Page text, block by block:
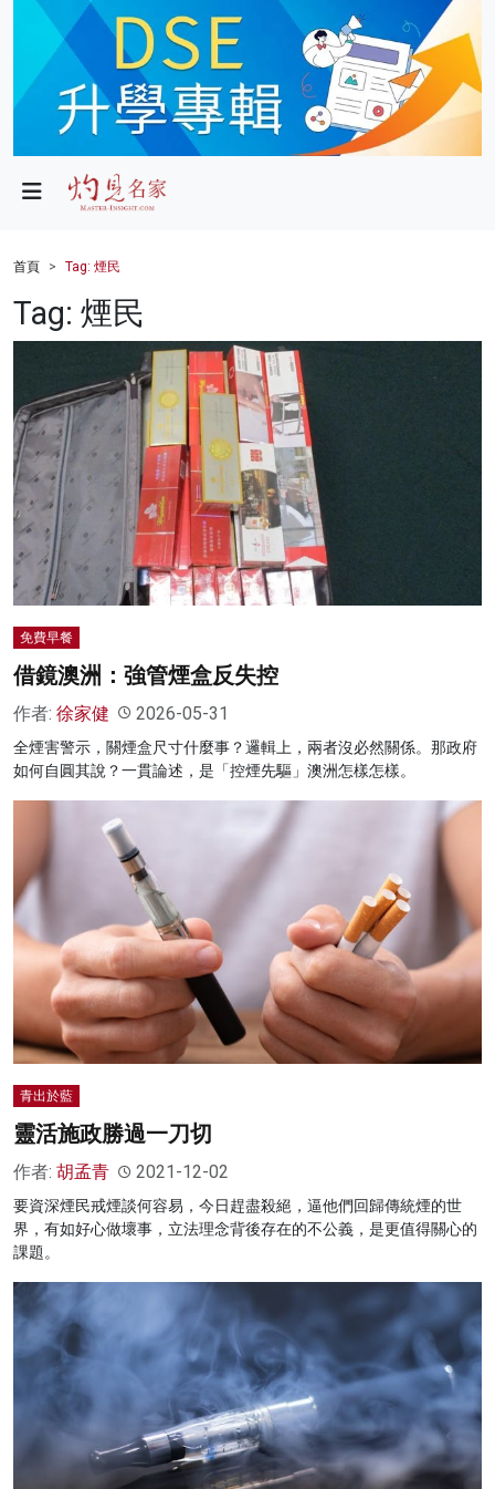
政局
財經
健康
商業
科技
影片
名家榜
灼見活動
首頁 Tag: 煙民
Tag: 煙民
免費早餐
借鏡澳洲：強管煙盒反失控
作者: 徐家健 2026-05-31
全煙害警示，關煙盒尺寸什麼事？邏輯上，兩者沒必然關係。那政府
如何自圓其說？一貫論述，是「控煙先驅」澳洲怎樣怎樣。
青出於藍
靈活施政勝過一刀切
作者: 胡孟青 2021-12-02
要資深煙民戒煙談何容易，今日趕盡殺絕，逼他們回歸傳統煙的世
界，有如好心做壞事，立法理念背後存在的不公義，是更值得關心的
課題。